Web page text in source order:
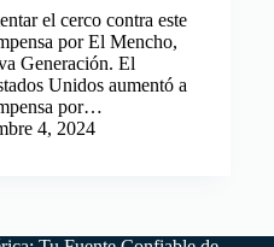
el cerco contra este
por El Mencho,
Generación. El
Unidos aumentó a
por…
4, 2024